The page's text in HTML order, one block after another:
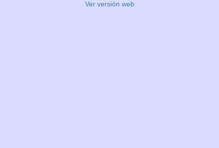
Ver versión web